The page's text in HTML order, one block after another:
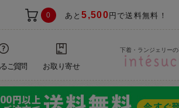
0 あと5,500 円で送料無料！
ご質問 お取り寄せ
下着・ランジェリー